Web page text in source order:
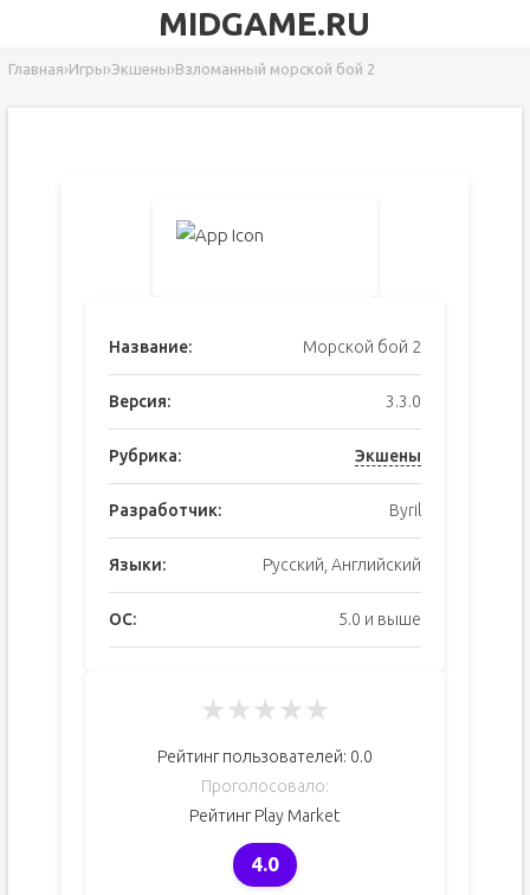
MIDGAME.RU
Главная›Игры›Экшены›Взломанный морской бой 2
Название: Морской бой 2
Версия: 3.3.0
Рубрика: Экшены
Разработчик: Byril
Языки: Русский, Английский
ОС: 5.0 и выше
★★★★★
Рейтинг пользователей: 0.0
Проголосовало:
Рейтинг Play Market
4.0